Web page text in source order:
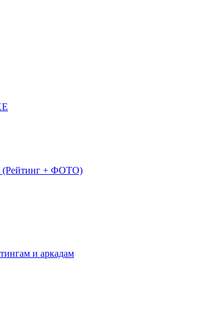
(Рейтинг + ФОТО)
и аркадам